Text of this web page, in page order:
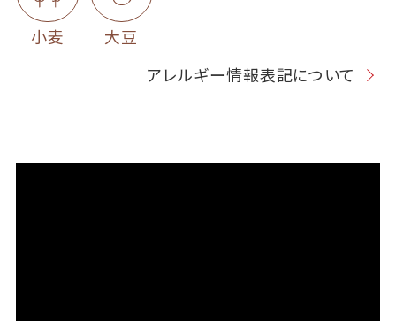
小麦
大豆
アレルギー情報表記について